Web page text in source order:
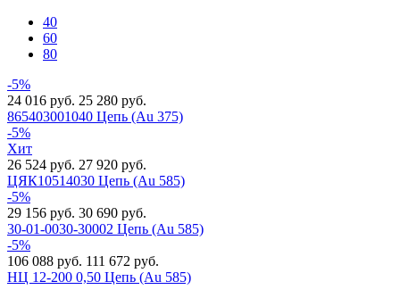
40
60
80
-5%
24 016 руб. 25 280 руб.
865403001040 Цепь (Au 375)
-5%
Хит
26 524 руб. 27 920 руб.
ЦЯК10514030 Цепь (Au 585)
-5%
29 156 руб. 30 690 руб.
30-01-0030-30002 Цепь (Au 585)
-5%
106 088 руб. 111 672 руб.
НЦ 12-200 0,50 Цепь (Au 585)